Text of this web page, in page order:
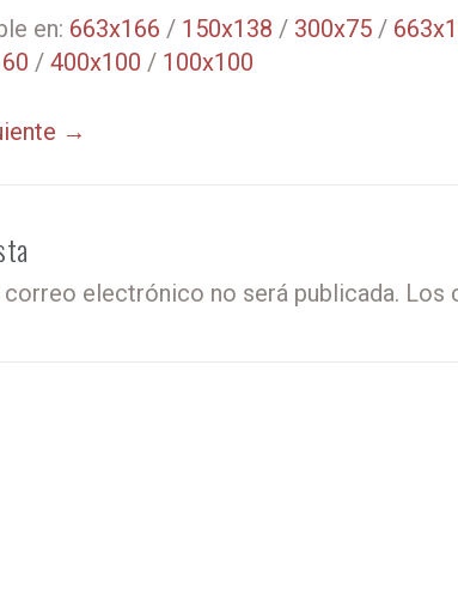
en: 663x166 / 150x138 / 300x75/
/ 400x100 / 100x100
→
electrónico no será publicada. Los